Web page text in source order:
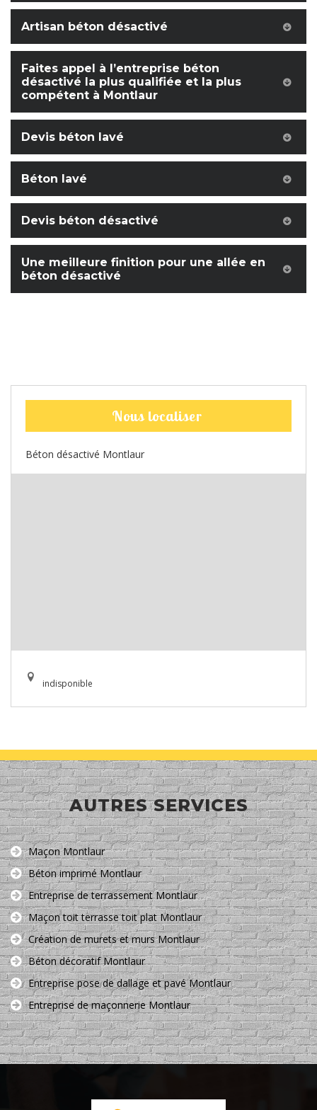
Artisan béton désactivé
Faites appel à l’entreprise béton
désactivé la plus qualifiée et la plus
compétent à Montlaur
Devis béton lavé
Béton lavé
Devis béton désactivé
Une meilleure finition pour une allée en
béton désactivé
Nous localiser
Béton désactivé Montlaur
indisponible
AUTRES SERVICES
Maçon Montlaur
Béton imprimé Montlaur
Entreprise de terrassement Montlaur
Maçon toit terrasse toit plat Montlaur
Création de murets et murs Montlaur
Béton décoratif Montlaur
Entreprise pose de dallage et pavé Montlaur
Entreprise de maçonnerie Montlaur